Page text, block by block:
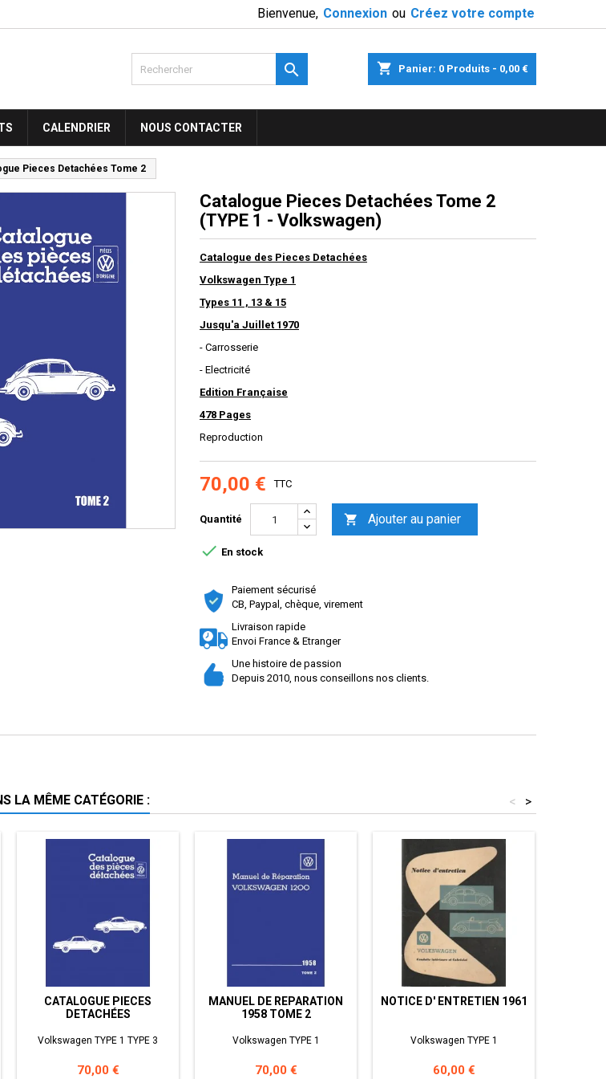
Bienvenue, Connexion ou Créez votre compte
shopping_cart Panier: 0 Produits - 0,00 €

CALENDRIER NOUS CONTACTER
Pieces Detachées Tome 2
Catalogue Pieces Detachées Tome 2
(TYPE 1 - Volkswagen)
Catalogue des Pieces Detachées
Volkswagen Type 1
Types 11 , 13 & 15
Jusqu'a Juillet 1970
- Carrosserie
- Electricité
Edition Française
478 Pages
Reproduction
70,00 € TTC
Quantité  Ajouter au panier
 En stock
Paiement sécurisé
CB, Paypal, chèque, virement
Livraison rapide
Envoi France & Etranger
Une histoire de passion
Depuis 2010, nous conseillons nos clients.
LA MÊME CATÉGORIE : >
<
CATALOGUE PIECES
DETACHÉES
Volkswagen TYPE 1 TYPE 3
Prix
70,00 €
MANUEL DE REPARATION
1958 TOME 2
Volkswagen TYPE 1
Prix
70,00 €
NOTICE D' ENTRETIEN 1961
Volkswagen TYPE 1
Prix
60,00 €